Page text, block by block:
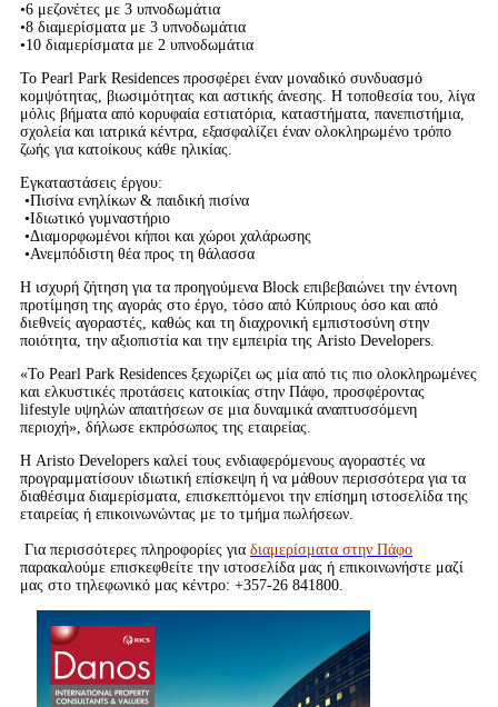
•6 μεζονέτες με 3 υπνοδωμάτια
•8 διαμερίσματα με 3 υπνοδωμάτια
•10 διαμερίσματα με 2 υπνοδωμάτια
Το Pearl Park Residences προσφέρει έναν μοναδικό συνδυασμό
κομψότητας, βιωσιμότητας και αστικής άνεσης. Η τοποθεσία του, λίγα
μόλις βήματα από κορυφαία εστιατόρια, καταστήματα, πανεπιστήμια,
σχολεία και ιατρικά κέντρα, εξασφαλίζει έναν ολοκληρωμένο τρόπο
ζωής για κατοίκους κάθε ηλικίας.
Εγκαταστάσεις έργου:
•Πισίνα ενηλίκων & παιδική πισίνα
•Ιδιωτικό γυμναστήριο
•Διαμορφωμένοι κήποι και χώροι χαλάρωσης
•Ανεμπόδιστη θέα προς τη θάλασσα
Η ισχυρή ζήτηση για τα προηγούμενα Block επιβεβαιώνει την έντονη
προτίμηση της αγοράς στο έργο, τόσο από Κύπριους όσο και από
διεθνείς αγοραστές, καθώς και τη διαχρονική εμπιστοσύνη στην
ποιότητα, την αξιοπιστία και την εμπειρία της Aristo Developers.
«Το Pearl Park Residences ξεχωρίζει ως μία από τις πιο ολοκληρωμένες
και ελκυστικές προτάσεις κατοικίας στην Πάφο, προσφέροντας
lifestyle υψηλών απαιτήσεων σε μια δυναμικά αναπτυσσόμενη
περιοχή», δήλωσε εκπρόσωπος της εταιρείας.
Η Aristo Developers καλεί τους ενδιαφερόμενους αγοραστές να
προγραμματίσουν ιδιωτική επίσκεψη ή να μάθουν περισσότερα για τα
διαθέσιμα διαμερίσματα, επισκεπτόμενοι την επίσημη ιστοσελίδα της
εταιρείας ή επικοινωνώντας με το τμήμα πωλήσεων.
Για περισσότερες πληροφορίες για διαμερίσματα στην Πάφο
παρακαλούμε επισκεφθείτε την ιστοσελίδα μας ή επικοινωνήστε μαζί
μας στο τηλεφωνικό μας κέντρο: +357-26 841800.